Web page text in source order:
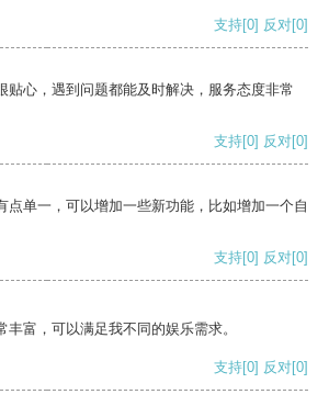
支持[0] 反对[0]
贴心，遇到问题都能及时解决，服务态度非常
支持[0] 反对[0]
点单一，可以增加一些新功能，比如增加一个自
支持[0] 反对[0]
丰富，可以满足我不同的娱乐需求。
支持[0] 反对[0]